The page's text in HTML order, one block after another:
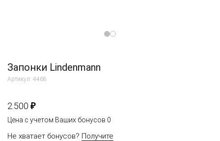
Запонки Lindenmann
Артикул: 4468
2.500 ₽
Цена с учетом Ваших бонусов 0
Не хватает бонусов? Получите